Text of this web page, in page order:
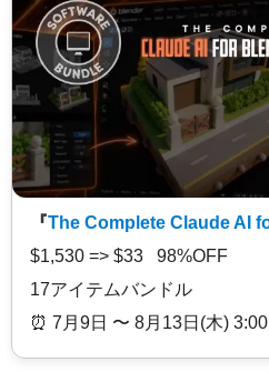
『The Complete Claude AI
$1,530 => $33 98%OFF
17アイテムバンドル
⏰️ 7月9日 〜 8月13日(木)